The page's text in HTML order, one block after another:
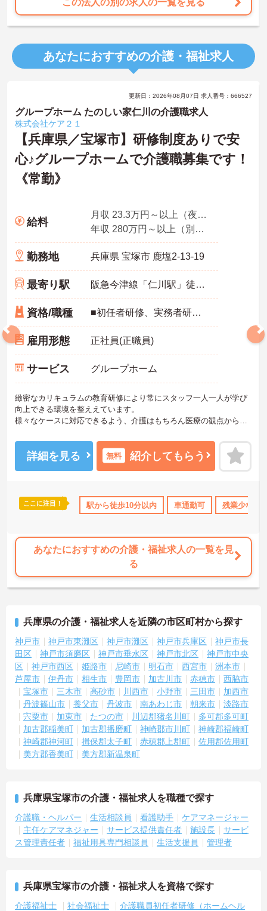
この法人の別の求人の一覧を見る
あなたにおすすめの介護・福祉求人
格OK 日勤のみ 年間休日110日以上 資格取得サポート
更新日：2026年08月07日 求人番号：666527
グループホーム たのしい家仁川の介護職求人
株式会社ケア２１
【兵庫県／宝塚市】研修制度ありで安
心♪グループホームで介護職募集です！
《常勤》
給料
月収 23.3万円～以上（夜勤5回分・諸手当込み）
年収 280万円～以上（別途賞与付与）
勤務地 兵庫県 宝塚市 鹿塩2-13-19
最寄り駅 阪急今津線「仁川駅」徒歩5分
資格/職種 ■初任者研修、実務者研修のいずれかをお持ちの方
雇用形態 正社員(正職員)
サービス グループホーム
緻密なカリキュラムの教育研修により常にスタッフ一人一人が学び
向上できる環境を整ええています。
様々なケースに対応できるよう、介護はもちろん医療の観点からも
部社員まで教育研修を行っています。
ご興味ある方には、面接対策ポイントなど、さらに詳細をお話しい
たしますのでお気軽にご相談ください。
詳細を見る 無料 紹介してもらう
ここに注目！ 駅から徒歩10分以内 車通勤可 残業少なめ
あなたにおすすめの介護・福祉求人の一覧を見
る
兵庫県の介護・福祉求人を近隣の市区町村から探す
神戸市 神戸市東灘区 神戸市灘区 神戸市兵庫区
神戸市長
田区
神戸市須磨区 神戸市垂水区 神戸市北区
神戸市中央
区
神戸市西区 姫路市 尼崎市 明石市 西宮市
洲本市
芦屋市
伊丹市 相生市 豊岡市 加古川市 赤穂市
西脇市
宝塚市
三木市 高砂市 川西市 小野市 三田市
加西市
丹波篠山市
養父市 丹波市 南あわじ市 朝来市
淡路市
宍粟市
加東市 たつの市 川辺郡猪名川町
多可郡多可町
加古郡稲美町
加古郡播磨町 神崎郡市川町
神崎郡福崎町
神崎郡神河町
揖保郡太子町 赤穂郡上郡町
佐用郡佐用町
美方郡香美町
美方郡新温泉町
兵庫県宝塚市の介護・福祉求人を職種で探す
介護職・ヘルパー 生活相談員 看護助手
ケアマネージャー
主任ケアマネジャー
サービス提供責任者 施設長
サービ
ス管理責任者
福祉用具専門相談員 生活支援員 管理者
兵庫県宝塚市の介護・福祉求人を資格で探す
介護福祉士 社会福祉士
介護職員初任者研修（ホームヘル